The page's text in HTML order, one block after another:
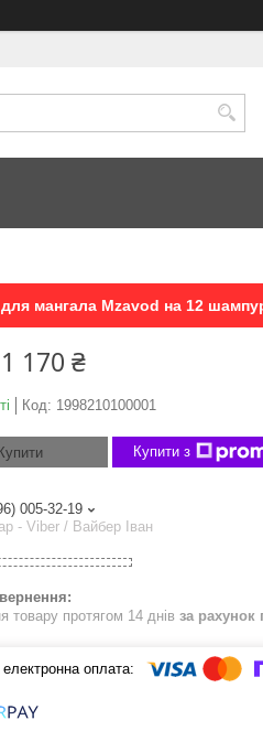
мангала Mzavod на 12
1 170 ₴
Код: 1998210100001
Купити Купити з
005-32-19
- Viber / Вайбер Іван
товару протягом 14 днів за рахунок